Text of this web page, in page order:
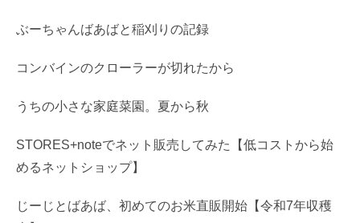
ぶーちゃんばあばと稲刈りの記録
コンバインのクローラーが切れたから
うちの小さな家庭菜園。夏から秋
STORES+noteでネット販売してみた【低コストから始
めるネットショップ】
じーじとばあば、初めてのお米直販開始【令和7年収穫